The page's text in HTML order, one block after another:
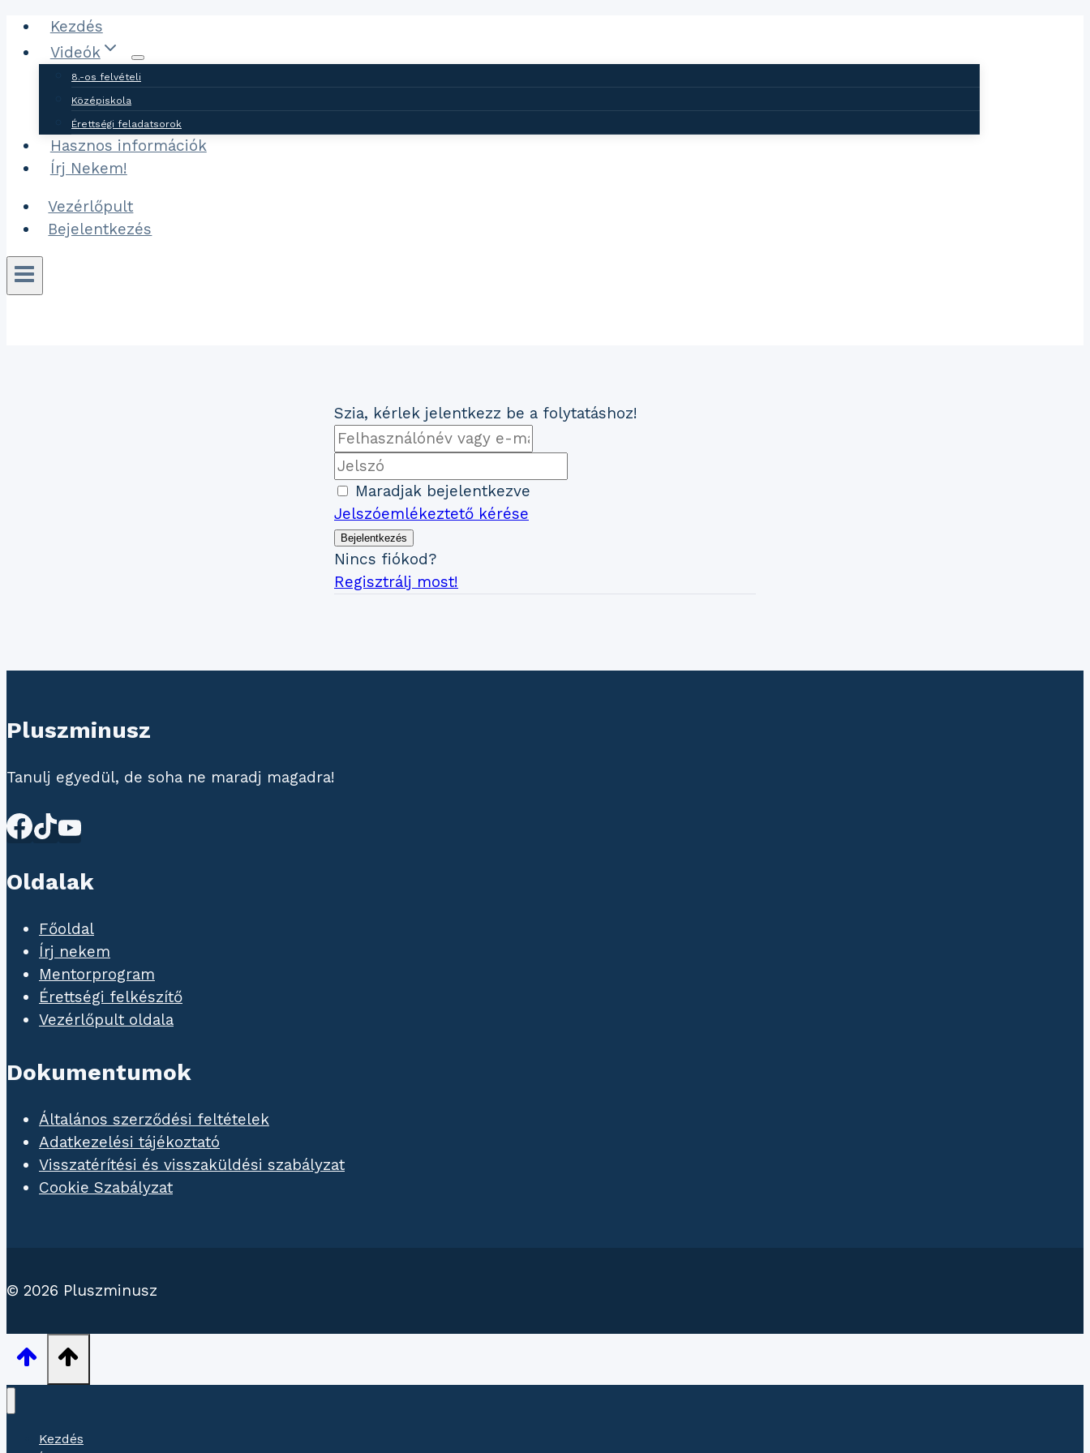
Ugrás
tartalomhoz
Kezdés
Videók
8.-os felvételi
Középiskola
Érettségi feladatsorok
Hasznos információk
Írj Nekem!
Vezérlőpult
Bejelentkezés
Szia, kérlek jelentkezz be a folytatáshoz!
Maradjak bejelentkezve
Jelszóemlékeztető kérése
Bejelentkezés
Nincs fiókod?
Regisztrálj most!
Pluszminusz
Tanulj egyedül, de soha ne maradj magadra!
Oldalak
Főoldal
Írj nekem
Mentorprogram
Érettségi felkészítő
Vezérlőpult oldala
Dokumentumok
Általános szerződési feltételek
Adatkezelési tájékoztató
Visszatérítési és visszaküldési szabályzat
Cookie Szabályzat
© 2026 Pluszminusz
Kezdés